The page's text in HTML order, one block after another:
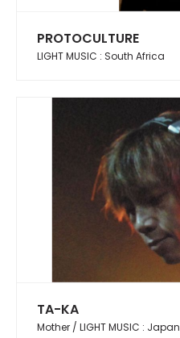
PROTOCULTURE
LIGHT MUSIC : South Africa
TA-KA
Mother / LIGHT MUSIC : Japan